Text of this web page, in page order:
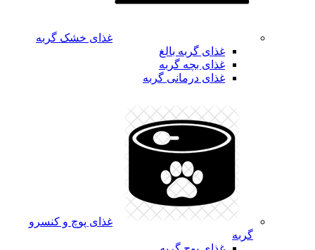
غذای خشک گربه
غذای گربه بالغ
غذای بچه گربه
غذای درمانی گربه
غذای پوچ و کنسرو
گربه